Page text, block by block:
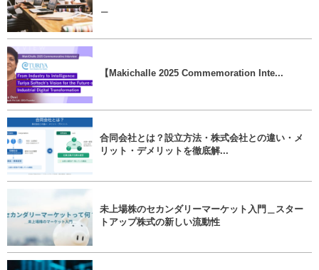
【Makichalle 2025 Commemoration Inte...
合同会社とは？設立方法・株式会社との違い・メ
リット・デメリットを徹底解...
未上場株のセカンダリーマーケット入門＿スター
トアップ株式の新しい流動性